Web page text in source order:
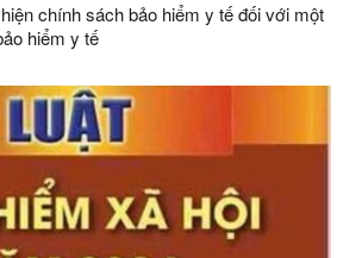
chính sách bảo hiểm y tế đối với một
hiểm y tế